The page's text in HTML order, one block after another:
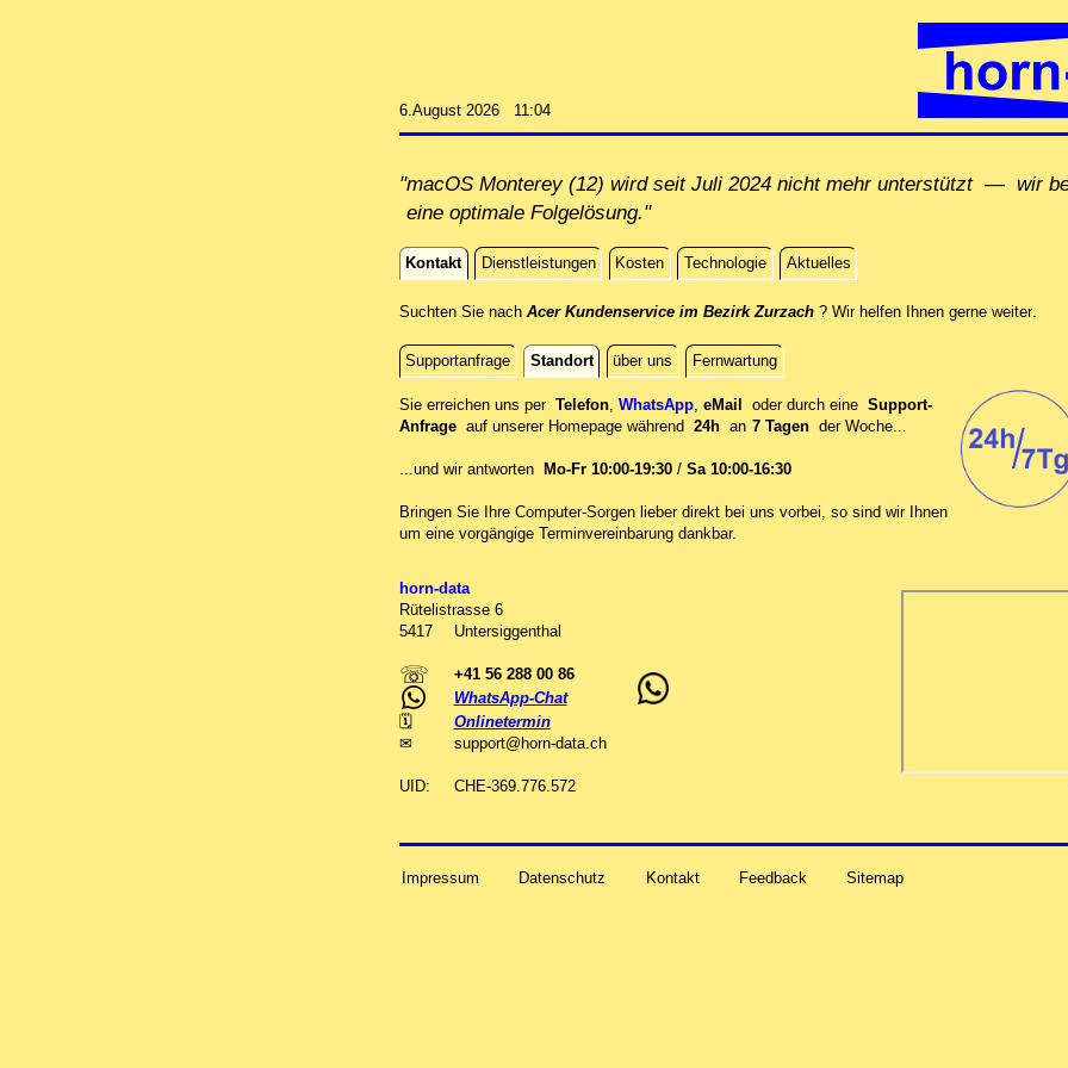
6.August 2026 11:04
"macOS Monterey (12) wird seit Juli 2024 nicht mehr unterstützt — wir
eine optimale Folgelösung."
Kontakt Dienstleistungen Kosten Technologie Aktuelles
Kontakt
Suchten Sie nach Acer Kundenservice im Bezirk Zurzach? Wir helfen Ihnen gerne weiter.
Supportanfrage Standort über uns Fernwartung
Standort
Sie erreichen uns per Telefon, WhatsApp, eMail oder durch eine Support-
Anfrage auf unserer Homepage während 24h an 7 Tagen der Woche...
...und wir antworten Mo-Fr 10:00-19:30/ Sa 10:00-16:30
Bringen Sie Ihre Computer-Sorgen lieber direkt bei uns vorbei, so sind wir Ih‍nen
um eine vorgängige Terminvereinbarung dankbar.
horn-data
Rütelistrasse 6
5417
Untersiggenthal
☏
+41 56 288 00 86
WhatsApp-Chat
🗓
Onlinetermin
✉
support@horn-data. ch
UID: CHE-369.776.572
Impressum Datenschutz Kontakt Feedback Sitemap